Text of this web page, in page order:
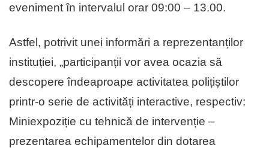
eveniment în intervalul orar 09:00 – 13.00.
Astfel, potrivit unei informări a reprezentanților
instituției, „participanții vor avea ocazia să
descopere îndeaproape activitatea polițiștilor
printr-o serie de activități interactive, respectiv:
Miniexpoziție cu tehnică de intervenție –
prezentarea echipamentelor din dotarea